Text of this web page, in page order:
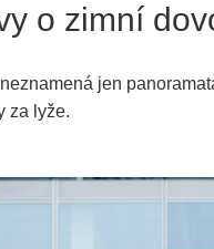
o zimní
jen
za lyže.